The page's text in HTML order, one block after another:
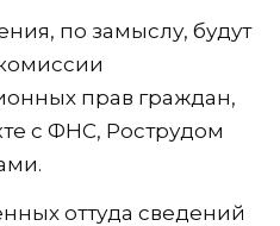
по замыслу, будут
прав граждан,
с ФНС, Рострудом
оттуда сведений